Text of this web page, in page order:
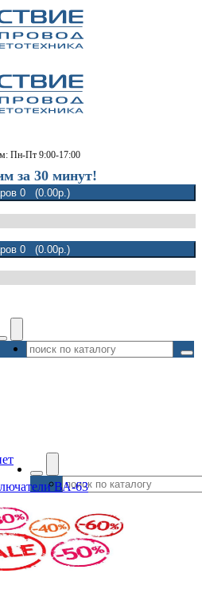
Пн-Пт 9:00-17:00
за 30 минут!
0 (0.00р.)
0 (0.00р.)
ВА-63